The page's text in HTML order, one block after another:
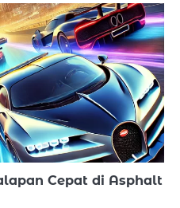
Cepat di Asphalt